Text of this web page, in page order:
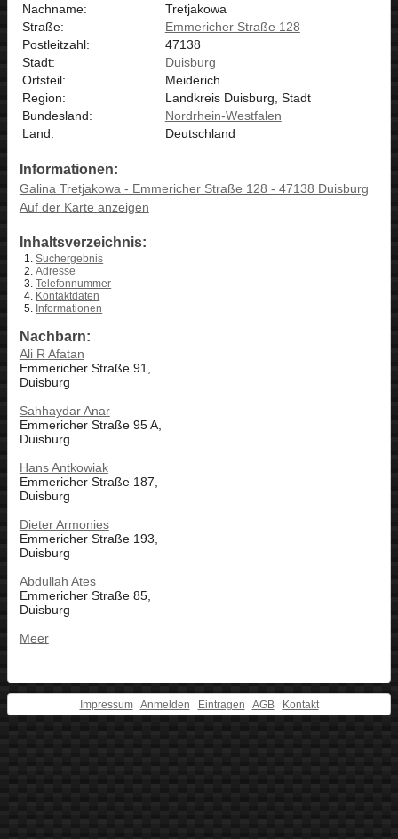
Nachname:
Tretjakowa
Straße:
Emmericher Straße 128
Postleitzahl:
47138
Stadt:
Duisburg
Ortsteil:
Meiderich
Region:
Landkreis Duisburg, Stadt
Bundesland:
Nordrhein-Westfalen
Land:
Deutschland
Informationen:
Galina Tretjakowa - Emmericher Straße 128 - 47138 Duisburg
Auf der Karte anzeigen
Inhaltsverzeichnis:
Suchergebnis
Adresse
Telefonnummer
Kontaktdaten
Informationen
Nachbarn:
Ali R Afatan
Emmericher Straße 91,
Duisburg
Sahhaydar Anar
Emmericher Straße 95 A,
Duisburg
Hans Antkowiak
Emmericher Straße 187,
Duisburg
Dieter Armonies
Emmericher Straße 193,
Duisburg
Abdullah Ates
Emmericher Straße 85,
Duisburg
Meer
Impressum Anmelden Eintragen AGB Kontakt